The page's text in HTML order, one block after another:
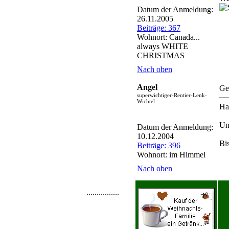
................
Datum der Anmeldung:
26.11.2005
Beiträge: 367
Wohnort: Canada...
always WHITE
CHRISTMAS
Nach oben
Angel
superwichtiger-Rentier-Lenk-
Wichtel
Datum der Anmeldung:
10.12.2004
Beiträge: 396
Wohnort: im Himmel
Nach oben